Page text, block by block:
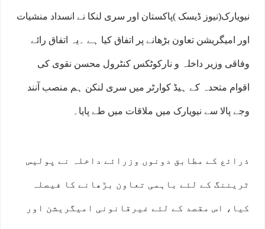
نیویارک(نیوز ڈیسک )پاکستان اور سری لنکا نے انسداد منشیات
اور امیگریشن تعاون بڑھانے پر اتفاق کیا ہے ۔یہ اتفاق رائے
وفاقی وزیر داخلہ و نارکوٹکس کنٹرول محسن نقوی کی
اقوام متحدہ کے ہیڈ کوارٹر میں سری لنکن ہم منصب آنند
وجے پالا سے نیویارک میں ملاقات میں طے پایا۔
ذرائع کے مطابق دونوں وزرائے داخلہ نے پولیس
ٹریننگ کے لئے باہمی تعاون بڑھانے کا فیصلہ
کیا، اس مقصد کے لئے غیرقانونی امیگریشن اور